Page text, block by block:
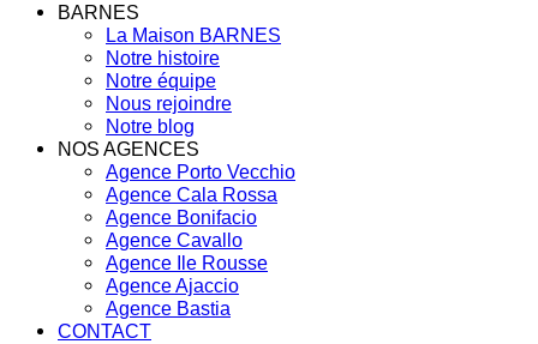
BARNES
La Maison BARNES
Notre histoire
Notre équipe
Nous rejoindre
Notre blog
NOS AGENCES
Agence Porto Vecchio
Agence Cala Rossa
Agence Bonifacio
Agence Cavallo
Agence Ile Rousse
Agence Ajaccio
Agence Bastia
CONTACT